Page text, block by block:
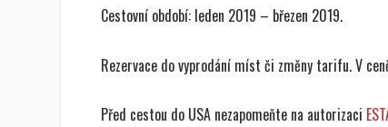
Cestovní období: leden 2019 – březen 2019.
Rezervace do vyprodání míst či změny tarifu. V
Před cestou do USA nezapomeňte na autorizaci